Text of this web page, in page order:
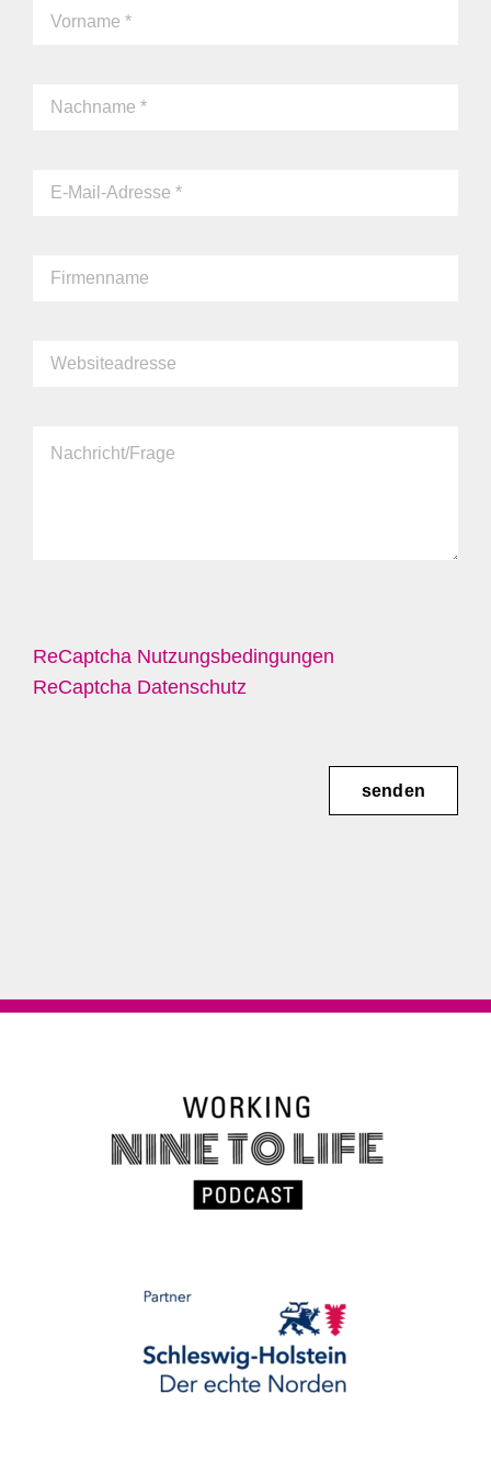
ReCaptcha Nutzungsbedingungen
ReCaptcha Datenschutz
senden